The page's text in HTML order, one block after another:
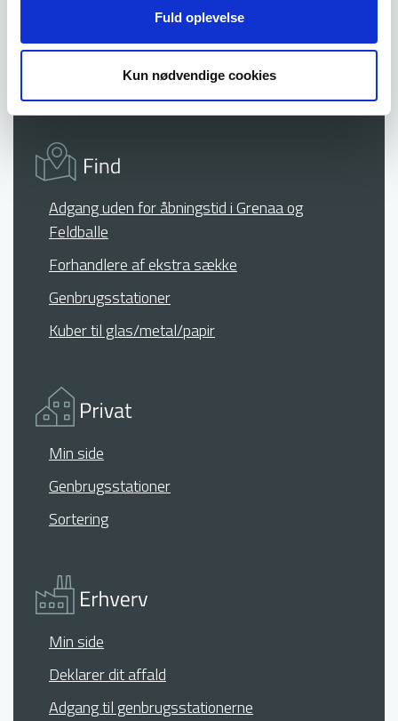
Fuld oplevelse
Kun nødvendige cookies
Undervisningsmateriale
I er også velkomne til at medbringe affald fra
afleveres i de rette containere under
besøget.
Adgang uden for åbningstid i Grenaa og
Feldballe
Forhandlere af ekstra sække
Genbrugsstationer
Kuber til glas/metal/papir
Min side
Genbrugsstationer
Sortering
Min side
Deklarer dit affald
Adgang til genbrugsstationerne